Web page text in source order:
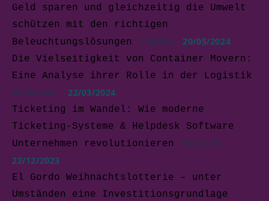
Geld sparen und gleichzeitig die Umwelt
schützen mit den richtigen
Beleuchtungslösungen
Familie 20/05/2024
Die Vielseitigkeit von Container Movern:
Eine Analyse ihrer Rolle in der Logistik
Wirtschaft 22/03/2024
Ticketing im Wandel: Wie moderne
Ticketing-Systeme & Helpdesk Software
Unternehmen revolutionieren
Business
22/12/2023
El Gordo Weihnachtslotterie – unter
Umständen eine Investitionsgrundlage